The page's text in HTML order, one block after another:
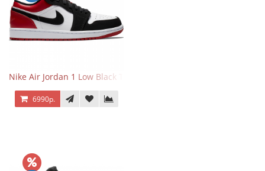
Nike Air Jordan 1 Low Black Toe
6990р.